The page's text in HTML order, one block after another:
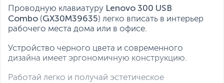
Проводную клавиатуру Lenovo 300 USB
Combo (GX30M39635) легко вписать в интерьер
рабочего места дома или в офисе.
Устройство черного цвета и современного
дизайна имеет эргономичную конструкцию.
Работай легко и получай эстетическое